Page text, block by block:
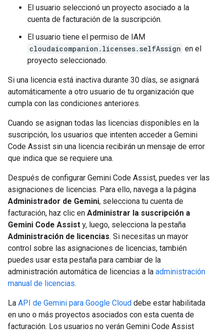
El usuario seleccionó un proyecto asociado a la
cuenta de facturación de la suscripción.
El usuario tiene el permiso de IAM
cloudaicompanion.licenses.selfAssign en el
proyecto seleccionado.
Si una licencia está inactiva durante 30 días, se asignará
automáticamente a otro usuario de tu organización que
cumpla con las condiciones anteriores.
Cuando se asignan todas las licencias disponibles en la
suscripción, los usuarios que intenten acceder a Gemini
Code Assist sin una licencia recibirán un mensaje de error
que indica que se requiere una.
Después de configurar Gemini Code Assist, puedes ver las
asignaciones de licencias. Para ello, navega a la página
Administrador de Gemini, selecciona tu cuenta de
facturación, haz clic en Administrar la suscripción a
Gemini Code Assist y, luego, selecciona la pestaña
Administración de licencias. Si necesitas un mayor
control sobre las asignaciones de licencias, también
puedes usar esta pestaña para cambiar de la
administración automática de licencias a la administración
manual de licencias.
La API de Gemini para Google Cloud debe estar habilitada
en uno o más proyectos asociados con esta cuenta de
facturación. Los usuarios no verán Gemini Code Assist